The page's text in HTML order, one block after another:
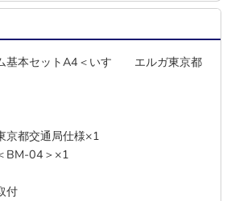
基本セットA4＜いすゞ エルガ東京都
都交通局仕様×1
BM-04＞×1
付